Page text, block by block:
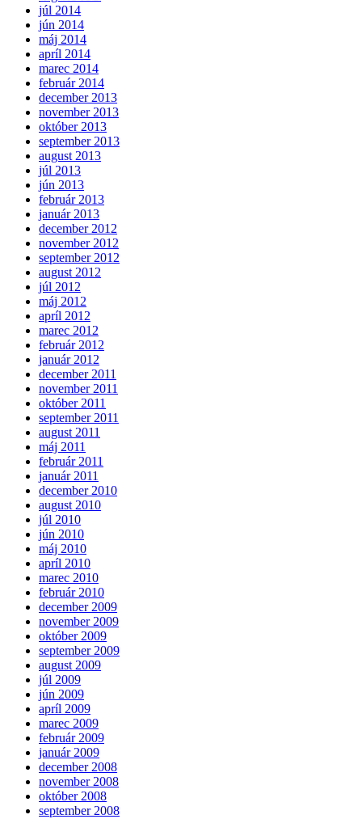
júl 2014
jún 2014
máj 2014
apríl 2014
marec 2014
február 2014
december 2013
november 2013
október 2013
september 2013
august 2013
júl 2013
jún 2013
február 2013
január 2013
december 2012
november 2012
september 2012
august 2012
júl 2012
máj 2012
apríl 2012
marec 2012
február 2012
január 2012
december 2011
november 2011
október 2011
september 2011
august 2011
máj 2011
február 2011
január 2011
december 2010
august 2010
júl 2010
jún 2010
máj 2010
apríl 2010
marec 2010
február 2010
december 2009
november 2009
október 2009
september 2009
august 2009
júl 2009
jún 2009
apríl 2009
marec 2009
február 2009
január 2009
december 2008
november 2008
október 2008
september 2008